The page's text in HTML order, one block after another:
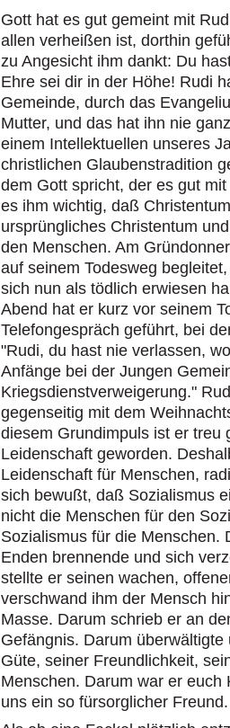
Gott hat es gut gemeint mit
allen verheißen ist, dorthin
zu Angesicht ihm dankt: Du
Ehre sei dir in der Höhe! Rudi
Gemeinde, durch das
Mutter, und das hat ihn nie
einem Intellektuellen unseres
christlichen Glaubenstradition
dem Gott spricht, der es gut
es ihm wichtig, daß
ursprüngliches Christentum
den Menschen. Am
auf seinem Todesweg
sich nun als tödlich erwiesen
Abend hat er kurz vor seinem
Telefongespräch geführt, bei
"Rudi, du hast nie verlassen,
Anfänge bei der Jungen
Kriegsdienstverweigerung."
gegenseitig mit dem
diesem Grundimpuls ist er treu
Leidenschaft geworden.
Leidenschaft für Menschen,
sich bewußt, daß Sozialismus
nicht die Menschen für den
Sozialismus für die Menschen.
Enden brennende und sich
stellte er seinen wachen,
verschwand ihm der Mensch
Masse. Darum schrieb er an
Gefängnis. Darum
Güte, seiner Freundlichkeit,
Menschen. Darum war er
uns ein so fürsorglicher Freund.